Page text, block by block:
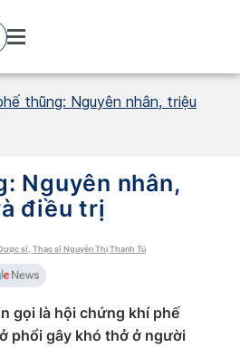
thũng: Nguyên nhân, triệu
Nguyên nhân,
điều trị
sĩ, Thạc sĩ Nguyễn Thị Thanh Tú
gọi là hội chứng khí phế
phổi gây khó thở ở người